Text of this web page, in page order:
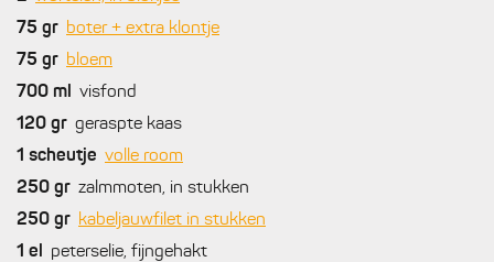
75 gr boter + extra klontje
75 gr bloem
700 ml
visfond
120 gr geraspte kaas
1 scheutje volle room
250 gr zalmmoten, in stukken
250 gr kabeljauwfilet in stukken
1 el
peterselie, fijngehakt